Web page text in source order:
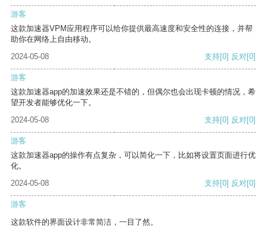
游客
这款加速器VPM应用程序可以给你提供最高速度和安全性的连接，并帮
助你在网络上自由移动。
2024-05-08
支持[0] 反对[0]
游客
这款加速器app的加速效果还是不错的，但偶尔也会出现卡顿的情况，希
望开发者能够优化一下。
2024-05-08
支持[0] 反对[0]
游客
这款加速器app的操作有点复杂，可以简化一下，比如将设置页面进行优
化。
2024-05-08
支持[0] 反对[0]
游客
这款软件的界面设计非常简洁，一目了然。